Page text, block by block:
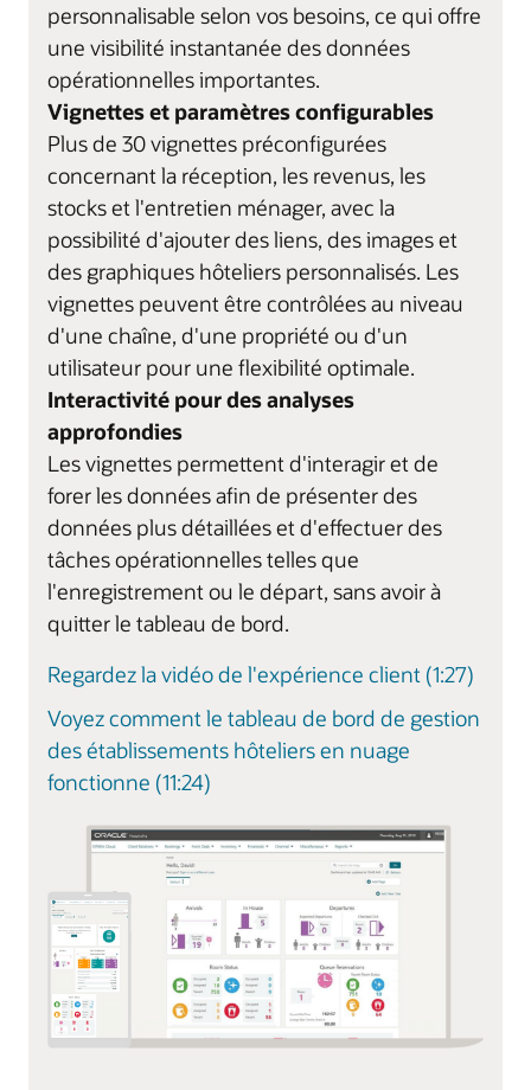
personnalisable selon vos besoins, ce qui offre
une visibilité instantanée des données
opérationnelles importantes.
Vignettes et paramètres configurables
Plus de 30 vignettes préconfigurées
concernant la réception, les revenus, les
stocks et l'entretien ménager, avec la
possibilité d'ajouter des liens, des images et
des graphiques hôteliers personnalisés. Les
vignettes peuvent être contrôlées au niveau
d'une chaîne, d'une propriété ou d'un
utilisateur pour une flexibilité optimale.
Interactivité pour des analyses
approfondies
Les vignettes permettent d'interagir et de
forer les données afin de présenter des
données plus détaillées et d'effectuer des
tâches opérationnelles telles que
l'enregistrement ou le départ, sans avoir à
quitter le tableau de bord.
Regardez la vidéo de l'expérience client (1:27)
Voyez comment le tableau de bord de gestion
des établissements hôteliers en nuage
fonctionne (11:24)